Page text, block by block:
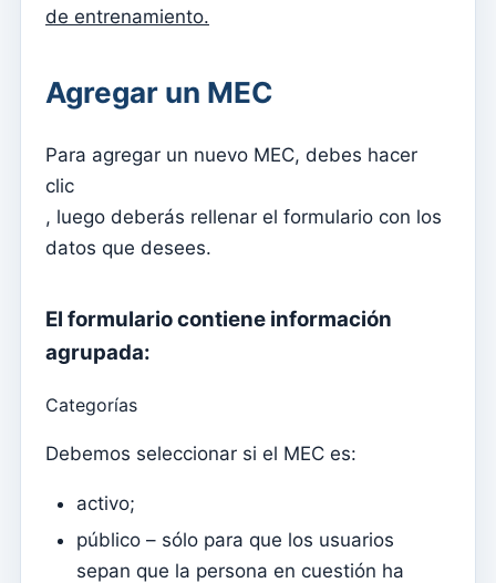
electrónicos en Kyrios
Formularios de inscripción para catequesis
Transferencias
Sesiones
Agregar nuevo grupo
Lista de grupos/búsqueda
Acceso a Kyrios para catequistas – cómo iniciar sesión
Arquivo
Lectores
Acólitos
de entrenamiento.
Agregar un MEC
Para agregar un nuevo MEC, debes hacer
clic
, luego deberás rellenar el formulario con los
datos que desees.
El formulario contiene información
agrupada:
Categorías
Debemos seleccionar si el MEC es:
activo;
público – sólo para que los usuarios
sepan que la persona en cuestión ha